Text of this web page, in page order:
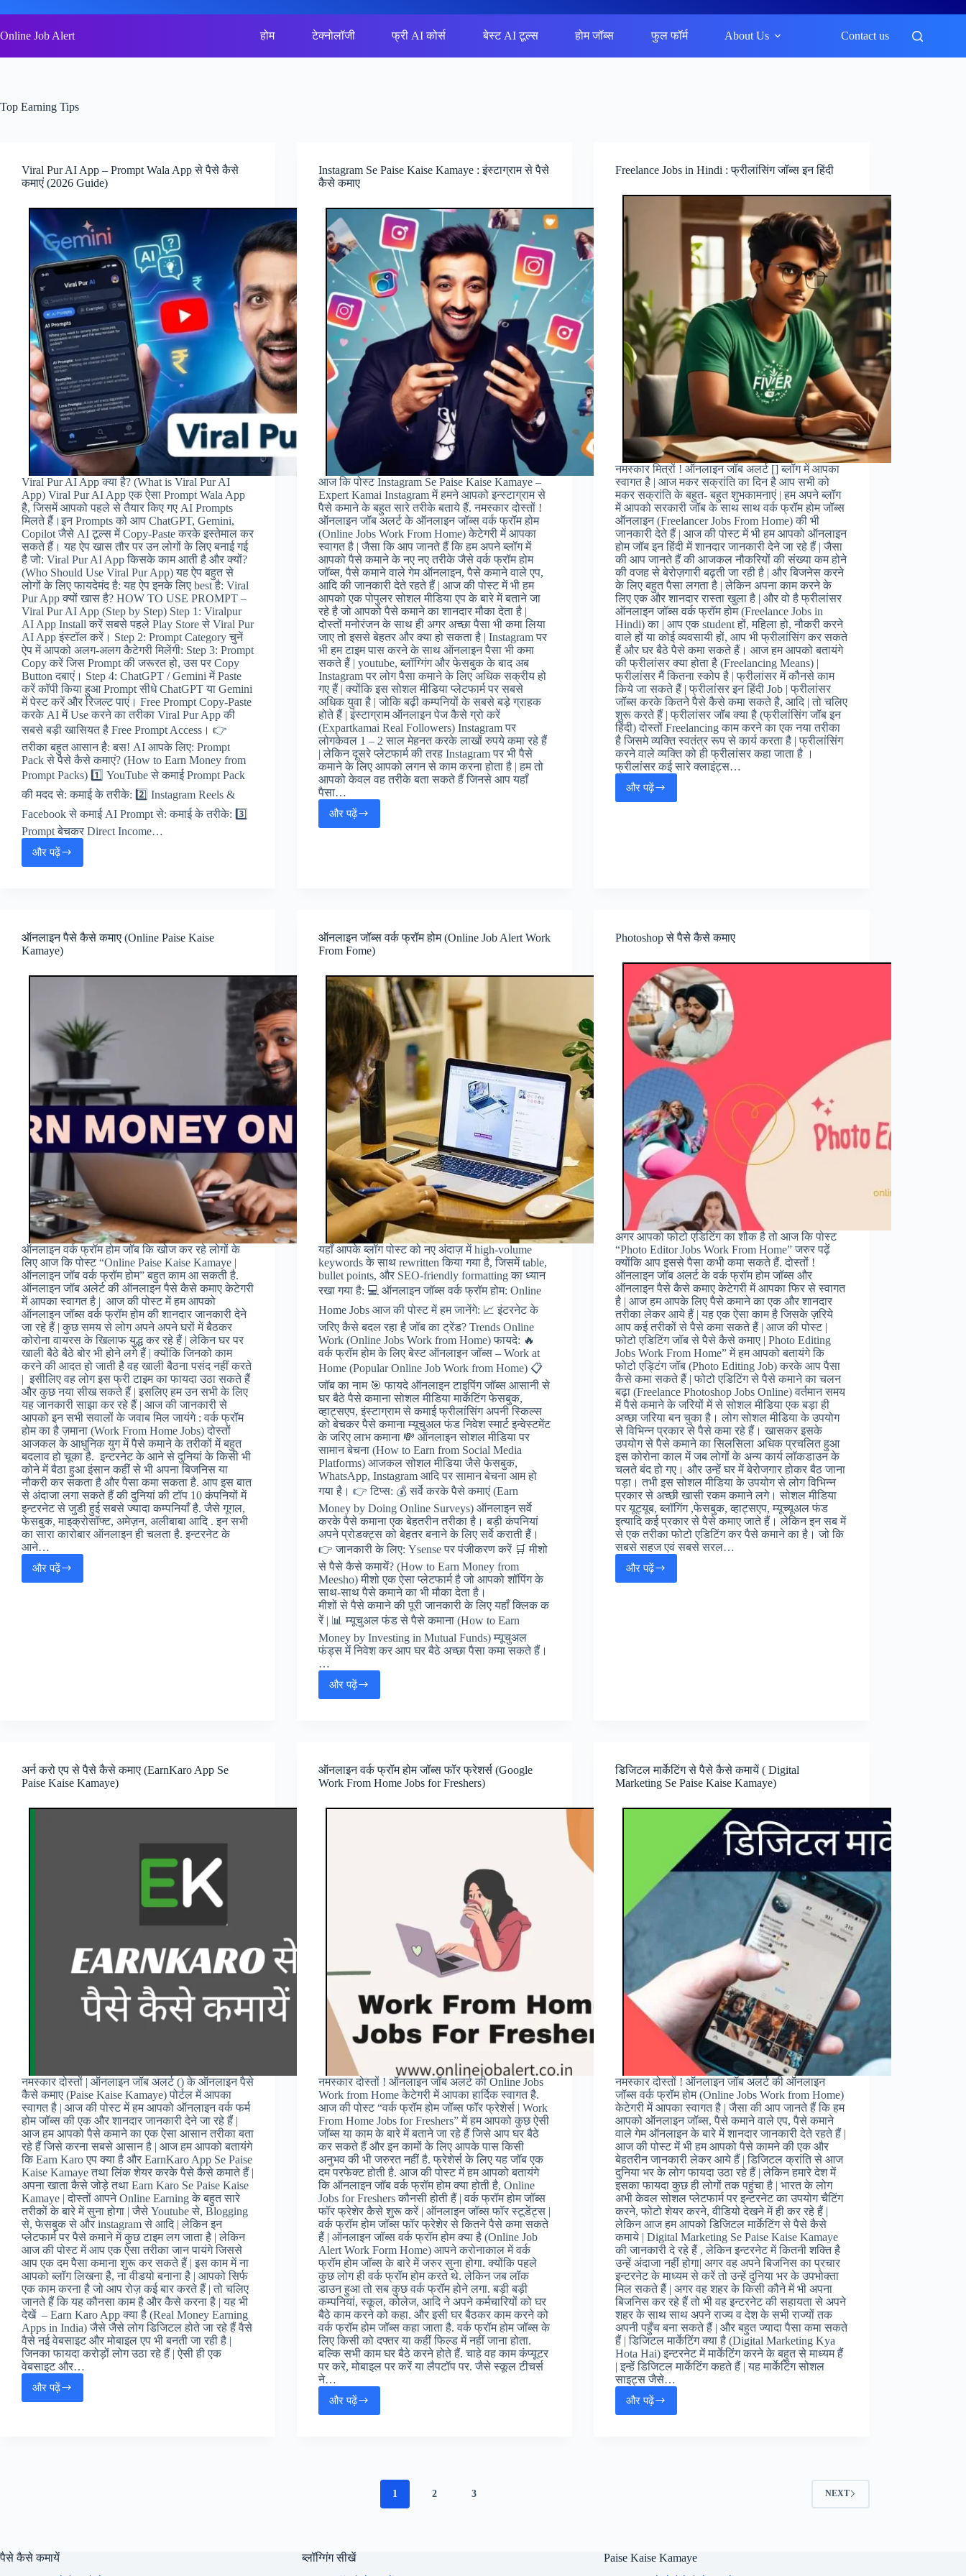
to
content
Online Job Alert होम टेक्नोलॉजी फ्री AI कोर्स बेस्ट AI टूल्स होम जॉब्स फुल फॉर्म About Us Contact us
Top Earning Tips
Viral Pur AI App – Prompt Wala App से पैसे कैसे
कमाएं (2026 Guide)
Viral Pur AI App क्या है? (What is Viral Pur AI
App) Viral Pur AI App एक ऐसा Prompt Wala App
है, जिसमें आपको पहले से तैयार किए गए AI Prompts
मिलते हैं।इन Prompts को आप ChatGPT, Gemini,
Copilot जैसे AI टूल्स में Copy-Paste करके इस्तेमाल कर
सकते हैं। यह ऐप खास तौर पर उन लोगों के लिए बनाई गई
है जो: Viral Pur AI App किसके काम आती है और क्यों?
(Who Should Use Viral Pur App) यह ऐप बहुत से
लोगों के लिए फायदेमंद है: यह ऐप इनके लिए best है: Viral
Pur App क्यों खास है? HOW TO USE PROMPT –
Viral Pur AI App (Step by Step) Step 1: Viralpur
AI App Install करें सबसे पहले Play Store से Viral Pur
AI App इंस्टॉल करें। Step 2: Prompt Category चुनें
ऐप में आपको अलग-अलग कैटेगरी मिलेंगी: Step 3: Prompt
Copy करें जिस Prompt की जरूरत हो, उस पर Copy
Button दबाएं। Step 4: ChatGPT / Gemini में Paste
करें कॉपी किया हुआ Prompt सीधे ChatGPT या Gemini
में पेस्ट करें और रिजल्ट पाएं। Free Prompt Copy-Paste
करके AI में Use करने का तरीका Viral Pur App की
सबसे बड़ी खासियत है Free Prompt Access। 👉
तरीका बहुत आसान है: बस! AI आपके लिए: Prompt
Pack से पैसे कैसे कमाएं? (How to Earn Money from
Prompt Packs) 1️⃣ YouTube से कमाई Prompt Pack
की मदद से: कमाई के तरीके: 2️⃣ Instagram Reels &
Facebook से कमाई AI Prompt से: कमाई के तरीके: 3️⃣
Prompt बेचकर Direct Income…
और पढ़ेंViral
Wala
App
पैसे
(2026
Guide)
Instagram Se Paise Kaise Kamaye : इंस्टाग्राम से पैसे
कैसे कमाए
आज कि पोस्ट Instagram Se Paise Kaise Kamaye –
Expert Kamai Instagram में हमने आपको इन्स्टाग्राम से
पैसे कमाने के बहुत सारे तरीके बताये हैं. नमस्कार दोस्तों !
ऑनलाइन जॉब अलर्ट के ऑनलाइन जॉब्स वर्क फ्रॉम होम
(Online Jobs Work From Home) केटेगरी में आपका
स्वागत है | जैसा कि आप जानते हैं कि हम अपने ब्लॉग में
आपको पैसे कमाने के नए नए तरीके जैसे वर्क फ्रॉम होम
जॉब्स, पैसे कमाने वाले गेम ऑनलाइन, पैसे कमाने वाले एप,
आदि की जानकारी देते रहते हैं | आज की पोस्ट में भी हम
आपको एक पोपुलर सोशल मीडिया एप के बारे में बताने जा
रहे है जो आपको पैसे कमाने का शानदार मौका देता है |
दोस्तों मनोरंजन के साथ ही अगर अच्छा पैसा भी कमा लिया
जाए तो इससे बेहतर और क्या हो सकता है | Instagram पर
भी हम टाइम पास करने के साथ ऑनलाइन पैसा भी कमा
सकते हैं | youtube, ब्लॉग्गिंग और फेसबुक के बाद अब
Instagram पर लोग पैसा कमाने के लिए अधिक सक्रीय हो
गए हैं | क्योंकि इस सोशल मीडिया प्लेटफार्म पर सबसे
अधिक युवा है | जोकि बढ़ी कम्पनियों के सबसे बड़े ग्राहक
होते हैं | इंस्टाग्राम ऑनलाइन पेज कैसे ग्रो करें
(Expartkamai Real Followers) Instagram पर
लोगकेवल 1 – 2 साल मेहनत करके लाखों रुपये कमा रहे हैं
| लेकिन दूसरे प्लेटफार्म की तरह Instagram पर भी पैसे
कमाने के लिए आपको लगन से काम करना होता है | हम तो
आपको केवल वह तरीके बता सकते हैं जिनसे आप यहाँ
पैसा…
और पढ़ेंInstagram
कैसे
कमाए
Freelance Jobs in Hindi : फ्रीलांसिंग जॉब्स इन हिंदी
नमस्कार मित्रों ! ऑनलाइन जॉब अलर्ट [] ब्लॉग में आपका
स्वागत है | आज मकर सक्रांति का दिन है आप सभी को
मकर सक्रांति के बहुत- बहुत शुभकामनाएं | हम अपने ब्लॉग
में आपको सरकारी जॉब के साथ साथ वर्क फ्रॉम होम जॉब्स
ऑनलाइन (Freelancer Jobs From Home) की भी
जानकारी देते हैं | आज की पोस्ट में भी हम आपको ऑनलाइन
होम जॉब इन हिंदी में शानदार जानकारी देने जा रहे हैं | जैसा
की आप जानते हैं की आजकल नौकरियों की संख्या कम होने
की वजह से बेरोज़गारी बढ़ती जा रही है | और बिजनेस करने
के लिए बहुत पैसा लगता है | लेकिन अपना काम करने के
लिए एक और शानदार रास्ता खुला है | और वो है फ्रीलांसर
ऑनलाइन जॉब्स वर्क फ्रॉम होम (Freelance Jobs in
Hindi) का | आप एक student हों, महिला हो, नौकरी करने
वाले हों या कोई व्यवसायी हों, आप भी फ्रीलांसिंग कर सकते
हैं और घर बैठे पैसे कमा सकते हैं। आज हम आपको बतायंगे
की फ्रीलांसर क्या होता है (Freelancing Means) |
फ्रीलांसर मैं कितना स्कोप है | फ्रीलांसर में कौनसे काम
किये जा सकते हैं | फ्रीलांसर इन हिंदी Job | फ्रीलांसर
जॉब्स करके कितने पैसे कैसे कमा सकते है, आदि | तो चलिए
शुरू करते हैं | फ्रीलांसर जॉब क्या है (फ्रीलांसिंग जॉब इन
हिंदी) दोस्तों Freelancing काम करने का एक नया तरीका
है जिसमे व्यक्ति स्वतंत्र रूप से कार्य करता है | फ्रीलांसिंग
करने वाले व्यक्ति को ही फ्रीलांसर कहा जाता है ।
फ्रीलांसर कई सारे क्लाइंट्स…
और पढ़ेंFreelance
ऑनलाइन पैसे कैसे कमाए (Online Paise Kaise
Kamaye)
ऑनलाइन वर्क फ्रॉम होम जॉब कि खोज कर रहे लोगों के
लिए आज कि पोस्ट “Online Paise Kaise Kamaye |
ऑनलाइन जॉब वर्क फ्रॉम होम” बहुत काम आ सकती है.
ऑनलाइन जॉब अलेर्ट की ऑनलाइन पैसे कैसे कमाए केटेगरी
में आपका स्वागत है | आज की पोस्ट में हम आपको
ऑनलाइन जॉब्स वर्क फ्रॉम होम की शानदार जानकारी देने
जा रहे हैं | कुछ समय से लोग अपने अपने घरों में बैठकर
कोरोना वायरस के खिलाफ युद्ध कर रहे हैं | लेकिन घर पर
खाली बैठे बैठे बोर भी होने लगे हैं | क्योंकि जिनको काम
करने की आदत हो जाती है वह खाली बैठना पसंद नहीं करते
| इसीलिए वह लोग इस फ्री टाइम का फायदा उठा सकते हैं
और कुछ नया सीख सकते हैं | इसलिए हम उन सभी के लिए
यह जानकारी साझा कर रहे हैं | आज की जानकारी से
आपको इन सभी सवालों के जवाब मिल जायंगे : वर्क फ्रॉम
होम का है ज़माना (Work From Home Jobs) दोस्तों
आजकल के आधुनिक युग में पैसे कमाने के तरीकों में बहुत
बदलाव हो चूका है. इन्टरनेट के आने से दुनियां के किसी भी
कोने में बैठा हुआ इंसान कहीं से भी अपना बिजनिस या
नौकरी कर सकता है और पैसा कमा सकता है. आप इस बात
से अंदाजा लगा सकते हैं की दुनियां की टॉप 10 कंपनियों में
इन्टरनेट से जुडी हुई सबसे ज्यादा कम्पनियाँ है. जैसे गूगल,
फेसबुक, माइक्रोसॉफ्ट, अमेज़न, अलीबाबा आदि . इन सभी
का सारा कारोबार ऑनलाइन ही चलता है. इन्टरनेट के
आने…
और पढ़ेंऑनलाइन
ऑनलाइन जॉब्स वर्क फ्रॉम होम (Online Job Alert Work
From Fome)
यहाँ आपके ब्लॉग पोस्ट को नए अंदाज़ में high-volume
keywords के साथ rewritten किया गया है, जिसमें table,
bullet points, और SEO-friendly formatting का ध्यान
रखा गया है: 💻 ऑनलाइन जॉब्स वर्क फ्रॉम होम: Online
Home Jobs आज की पोस्ट में हम जानेंगे: 📈 इंटरनेट के
जरिए कैसे बदल रहा है जॉब का ट्रेंड? Trends Online
Work (Online Jobs Work from Home) फायदे: 🔥
वर्क फ्रॉम होम के लिए बेस्ट ऑनलाइन जॉब्स – Work at
Home (Popular Online Job Work from Home) 📋
जॉब का नाम 🎯 फायदे ऑनलाइन टाइपिंग जॉब्स आसानी से
घर बैठे पैसे कमाना सोशल मीडिया मार्केटिंग फेसबुक,
व्हाट्सएप, इंस्टाग्राम से कमाई फ्रीलांसिंग अपनी स्किल्स
को बेचकर पैसे कमाना म्यूचुअल फंड निवेश स्मार्ट इन्वेस्टमेंट
के जरिए लाभ कमाना 💸 ऑनलाइन सोशल मीडिया पर
सामान बेचना (How to Earn from Social Media
Platforms) आजकल सोशल मीडिया जैसे फेसबुक,
WhatsApp, Instagram आदि पर सामान बेचना आम हो
गया है। 👉 टिप्स: 💰 सर्वे करके पैसे कमाएं (Earn
Money by Doing Online Surveys) ऑनलाइन सर्वे
करके पैसे कमाना एक बेहतरीन तरीका है। बड़ी कंपनियां
अपने प्रोडक्ट्स को बेहतर बनाने के लिए सर्वे कराती हैं।
👉 जानकारी के लिए: Ysense पर पंजीकरण करें 🛒 मीशो
से पैसे कैसे कमायें? (How to Earn Money from
Meesho) मीशो एक ऐसा प्लेटफार्म है जो आपको शॉपिंग के
साथ-साथ पैसे कमाने का भी मौका देता है।
मीशों से पैसे कमाने की पूरी जानकारी के लिए यहाँ क्लिक क
रें | 📊 म्यूचुअल फंड से पैसे कमाना (How to Earn
Money by Investing in Mutual Funds) म्यूचुअल
फंड्स में निवेश कर आप घर बैठे अच्छा पैसा कमा सकते हैं।
…
और पढ़ेंऑनलाइन
Job
Alert
From
Photoshop से पैसे कैसे कमाए
अगर आपको फोटो एडिटिंग का शौक है तो आज कि पोस्ट
“Photo Editor Jobs Work From Home” जरुर पढ़ें
क्योंकि आप इससे पैसा कभी कमा सकते हैं. दोस्तों !
ऑनलाइन जॉब अलर्ट के वर्क फ्रॉम होम जॉब्स और
ऑनलाइन पैसे कैसे कमाए केटेगरी में आपका फिर से स्वागत
है | आज हम आपके लिए पैसे कमाने का एक और शानदार
तरीका लेकर आये हैं | यह एक ऐसा काम है जिसके ज़रिये
आप कई तरीकों से पैसे कमा सकते हैं | आज की पोस्ट |
फोटो एडिटिंग जॉब से पैसे कैसे कमाए | Photo Editing
Jobs Work From Home” में हम आपको बतायंगे कि
फोटो एड्टिंग जॉब (Photo Editing Job) करके आप पैसा
कैसे कमा सकते हैं | फोटो एडिटिंग से पैसे कमाने का चलन
बढ़ा (Freelance Photoshop Jobs Online) वर्तमान समय
में पैसे कमाने के जरियों में से सोशल मीडिया एक बड़ा ही
अच्छा जरिया बन चुका है। लोग सोशल मीडिया के उपयोग
से विभिन्न प्रकार से पैसे कमा रहे हैं। खासकर इसके
उपयोग से पैसे कमाने का सिलसिला अधिक प्रचलित हुआ
इस कोरोना काल में जब लोगों के अन्य कार्य लॉकडाउन के
चलते बंद हो गए। और उन्हें घर में बेरोजगार होकर बैठ जाना
पड़ा। तभी इस सोशल मीडिया के उपयोग से लोग विभिन्न
प्रकार से अच्छी खासी रकम कमाने लगे। सोशल मीडिया
पर यूट्यूब, ब्लॉगिंग ,फेसबुक, व्हाट्सएप, म्यूच्यूअल फंड
इत्यादि कई प्रकार से पैसे कमाए जाते हैं। लेकिन इन सब में
से एक तरीका फोटो एडिटिंग कर पैसे कमाने का है। जो कि
सबसे सहज एवं सबसे सरल…
और पढ़ेंPhotoshop
अर्न करो एप से पैसे कैसे कमाए (EarnKaro App Se
Paise Kaise Kamaye)
नमस्कार दोस्तों | ऑनलाइन जॉब अलर्ट () के ऑनलाइन पैसे
कैसे कमाए (Paise Kaise Kamaye) पोर्टल में आपका
स्वागत है | आज की पोस्ट में हम आपको ऑनलाइन वर्क फर्म
होम जॉब्स की एक और शानदार जानकारी देने जा रहे हैं |
आज हम आपको पैसे कमाने का एक ऐसा आसान तरीका बता
रहे हैं जिसे करना सबसे आसान है | आज हम आपको बतायंगे
कि Earn Karo एप क्या है और EarnKaro App Se Paise
Kaise Kamaye तथा लिंक शेयर करके पैसे कैसे कमाते हैं |
अपना खाता कैसे जोड़े तथा Earn Karo Se Paise Kaise
Kamaye | दोस्तों आपने Online Earning के बहुत सारे
तरीकों के बारे में सुना होगा | जैसे Youtube से, Blogging
से, फेसबुक से और instagram से आदि | लेकिन इन
प्लेटफार्म पर पैसे कमाने में कुछ टाइम लग जाता है | लेकिन
आज की पोस्ट में आप एक ऐसा तरीका जान पायंगे जिससे
आप एक दम पैसा कमाना शुरू कर सकते हैं | इस काम में ना
आपको ब्लॉग लिखना है, ना वीडयो बनाना है | आपको सिर्फ
एक काम करना है जो आप रोज़ कई बार करते हैं | तो चलिए
जानते हैं कि यह कौनसा काम है और कैसे करना है | यह भी
देखें – Earn Karo App क्या है (Real Money Earning
Apps in India) जैसे जैसे लोग डिजिटल होते जा रहे हैं वैसे
वैसे नई वेबसाइट और मोबाइल एप भी बनती जा रही है |
जिनका फायदा करोड़ों लोग उठा रहे हैं | ऐसी ही एक
वेबसाइट और…
और पढ़ें
अर्न
ऑनलाइन वर्क फ्रॉम होम जॉब्स फॉर फ्रेशर्स (Google
Work From Home Jobs for Freshers)
नमस्कार दोस्तों ! ऑनलाइन जॉब अलर्ट की Online Jobs
Work from Home केटेगरी में आपका हार्दिक स्वागत है.
आज की पोस्ट “वर्क फ्रॉम होम जॉब्स फॉर फ्रेशेर्स | Work
From Home Jobs for Freshers” में हम आपको कुछ ऐसी
जॉब्स या काम के बारे में बताने जा रहे हैं जिसे आप घर बैठे
कर सकते हैं और इन कामों के लिए आपके पास किसी
अनुभव की भी जरुरत नहीं है. फ्रेशेर्स के लिए यह जॉब एक
दम परफेक्ट होती है. आज की पोस्ट में हम आपको बतायंगे
कि ऑनलाइन जॉब वर्क फ्रॉम होम क्या होती है, Online
Jobs for Freshers कौनसी होती हैं | वर्क फ्रॉम होम जॉब्स
फॉर फ्रेशेर कैसे शुरू करें | ऑनलाइन जॉब्स फॉर स्टूडेंट्स |
वर्क फ्रॉम होम जॉब्स फॉर फ्रेशेर से कितने पैसे कमा सकते
हैं | ऑनलाइन जॉब्स वर्क फ्रॉम होम क्या है (Online Job
Alert Work Form Home) आपने करोनाकाल में वर्क
फ्रॉम होम जॉब्स के बारे में जरुर सुना होगा. क्योंकि पहले
कुछ लोग ही वर्क फ्रॉम होम करते थे. लेकिन जब लॉक
डाउन हुआ तो सब कुछ वर्क फ्रॉम होने लगा. बड़ी बड़ी
कम्पनियां, स्कूल, कोलेज, आदि ने अपने कर्मचारियों को घर
बैठे काम करने को कहा. और इसी घर बैठकर काम करने को
वर्क फ्रॉम होम जॉब्स कहा जाता है. वर्क फ्रॉम होम जॉब्स के
लिए किसी को दफ्तर या कहीं फिल्ड में नहीं जाना होता.
बल्कि सभी काम घर बैठे करने होते हैं. चाहे वह काम कंप्यूटर
पर करे, मोबाइल पर करें या लैपटॉप पर. जैसे स्कूल टीचर्स
ने…
और पढ़ेंऑनलाइन
Jobs
डिजिटल मार्केटिंग से पैसे कैसे कमायें ( Digital
Marketing Se Paise Kaise Kamaye)
नमस्कार दोस्तों ! ऑनलाइन जॉब अलर्ट की ऑनलाइन
जॉब्स वर्क फ्रॉम होम (Online Jobs Work from Home)
केटेगरी में आपका स्वागत है | जैसा की आप जानते हैं कि हम
आपको ऑनलाइन जॉब्स, पैसे कमाने वाले एप, पैसे कमाने
वाले गेम ऑनलाइन के बारे में शानदार जानकारी देते रहते हैं |
आज की पोस्ट में भी हम आपको पैसे कामने की एक और
बेहतरीन जानकारी लेकर आये हैं | डिजिटल क्रांति से आज
दुनिया भर के लोग फायदा उठा रहे हैं | लेकिन हमारे देश में
इसका फायदा कुछ ही लोगों तक पहुंचा है | भारत के लोग
अभी केवल सोशल प्लेटफार्म पर इन्टरनेट का उपयोग चैटिंग
करने, फोटो शेयर करने, वीडियो देखने में ही कर रहे हैं |
लेकिन आज हम आपको डिजिटल मार्केटिंग से पैसे कैसे
कमाये | Digital Marketing Se Paise Kaise Kamaye
की जानकारी दे रहे हैं , लेकिन इन्टरनेट में कितनी शक्ति है
उन्हें अंदाजा नहीं होगा| अगर वह अपने बिजनिस का प्रचार
इन्टरनेट के माध्यम से करें तो उन्हें दुनिया भर के उपभोक्ता
मिल सकते हैं | अगर वह शहर के किसी कौने में भी अपना
बिजनिस कर रहे हैं तो भी वह इन्टरनेट की सहायता से अपने
शहर के साथ साथ अपने राज्य व देश के सभी राज्यों तक
अपनी पहुँच बना सकते हैं | और बहुत ज्यादा पैसा कमा सकते
हैं | डिजिटल मार्केटिंग क्या है (Digital Marketing Kya
Hota Hai) इन्टरनेट में मार्केटिंग करने के बहुत से माध्यम हैं
| इन्हें डिजिटल मार्केटिंग कहते हैं | यह मार्केटिंग सोशल
साइट्स जैसे…
और पढ़ेंडिजिटल
Kaise
1 2 3 NEXT
पैसे कैसे कमायें
ब्लॉग्गिंग सीखें
Paise Kaise Kamaye